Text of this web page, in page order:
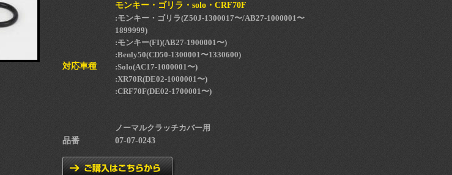
対応車種
モンキー・ゴリラ・solo・CRF70F
:モンキー・ゴリラ(Z50J-1300017〜/AB27-1000001〜
1899999)
:モンキー(FI)(AB27-1900001〜)
:Benly50(CD50-1300001〜1330600)
:Solo(AC17-1000001〜)
:XR70R(DE02-1000001〜)
:CRF70F(DE02-1700001〜)
ノーマルクラッチカバー用
品番
07-07-0243